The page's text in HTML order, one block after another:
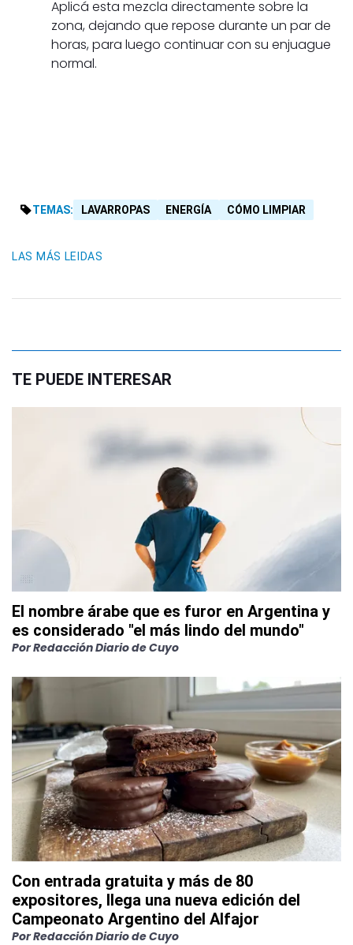
Aplicá esta mezcla directamente sobre la
zona, dejando que repose durante un par de
horas, para luego continuar con su enjuague
normal.
TEMAS: LAVARROPAS ENERGÍA CÓMO LIMPIAR
LAS MÁS LEIDAS
TE PUEDE INTERESAR
El nombre árabe que es furor en Argentina y
es considerado "el más lindo del mundo"
PorRedacción Diario de Cuyo
Con entrada gratuita y más de 80
expositores, llega una nueva edición del
Campeonato Argentino del Alfajor
PorRedacción Diario de Cuyo